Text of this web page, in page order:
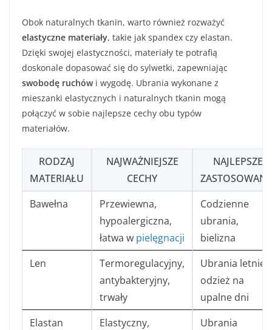
Obok naturalnych tkanin, warto również rozważyć
elastyczne materiały, takie jak spandex czy elastan.
Dzięki swojej elastyczności, materiały te potrafią
doskonale dopasować się do sylwetki, zapewniając
swobodę ruchówi wygodę. Ubrania wykonane z
mieszanki elastycznych i naturalnych tkanin mogą
połączyć w sobie najlepsze cechy obu typów
materiałów.
RODZAJ
MATERIAŁU
NAJWAŻNIEJSZE
CECHY
NAJLEPSZE
Bawełna
Przewiewna,
hypoalergiczna,
łatwa w pielęgnacji
Codzienne
ubrania,
bielizna
Len
Termoregulacyjny,
antybakteryjny,
trwały
Ubrania letnie,
odzież na
upalne dni
Elastan
Elastyczny,
Ubrania